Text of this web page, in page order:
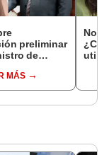
preliminar
de
MÁS